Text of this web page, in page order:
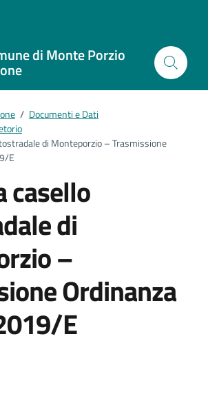
di Monte Porzio
/ Documenti e Dati
di Monteporzio – Trasmissione
E
casello
di
–
Ordinanza
E
documento